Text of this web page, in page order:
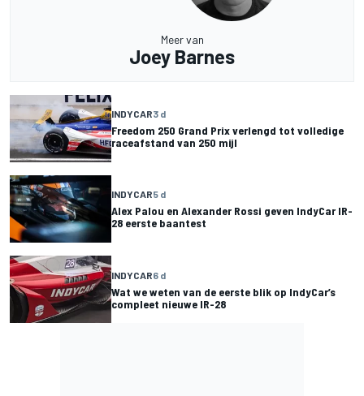
Meer van
Joey Barnes
INDYCAR3 d
Freedom 250 Grand Prix verlengd tot volledige
raceafstand van 250 mijl
INDYCAR5 d
Alex Palou en Alexander Rossi geven IndyCar IR-
28 eerste baantest
INDYCAR6 d
Wat we weten van de eerste blik op IndyCar’s
compleet nieuwe IR-28